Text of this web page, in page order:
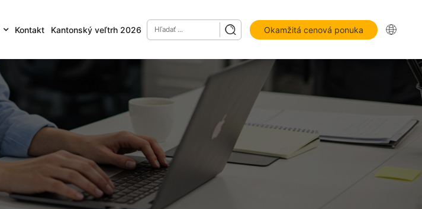
Kontakt Kantonský veľtrh 2026 Okamžitá cenová ponuka